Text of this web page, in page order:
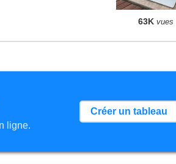
63K vues
ligne.
Créer un tableau